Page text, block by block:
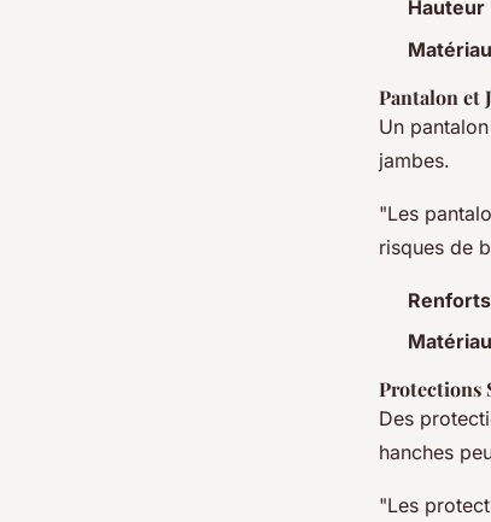
Hauteur
Pantalon et
Un
jambes.
"Les
risques de
Renforts
Protections
Des
hanches
"Les